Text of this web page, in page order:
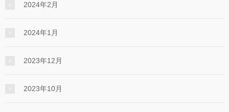
2024年2月
2024年1月
2023年12月
2023年10月